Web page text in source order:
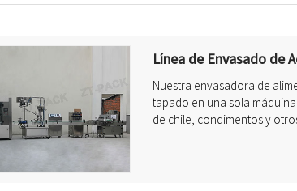
Línea de Envasado de
Nuestra envasadora de
tapado en una sola
de chile, condimentos y